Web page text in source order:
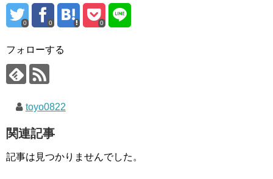
0 0 0
フォローする
toyo0822
関連記事
記事は見つかりませんでした。